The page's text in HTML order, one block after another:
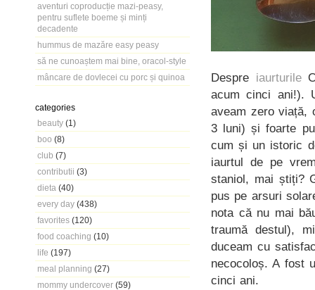
aventuri coproducție mazi-peasy,
pentru suflete boeme și minți
decadente
hummus de mazăre easy peasy
să ne cunoaștem mai bine, oracol-style
mâncare de dovlecei cu porc și quinoa
categories
beauty (1)
boo (8)
club (7)
contributii (3)
dieta (40)
every day (438)
favorites (120)
food coaching (10)
life (197)
meal planning (27)
mommy undercover (59)
Despre iaurturile
acum cinci ani!).
aveam zero viață,
3 luni) și foarte
cum și un istoric
iaurtul de pe
staniol, mai știți?
pus pe arsuri
nota că nu mai
traumă destul),
duceam cu
necocoloș. A fost
cinci ani.